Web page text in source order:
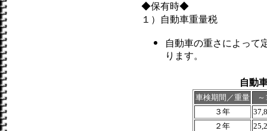
◆保有時◆
１）自動車重量税
自動車の重さによって
ります。
自動
車検期間／重量
３年
２年